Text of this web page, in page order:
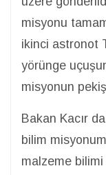
misyonu
ikinci astronot
yörünge
misyonun
Bakan Kacır
bilim
malzeme